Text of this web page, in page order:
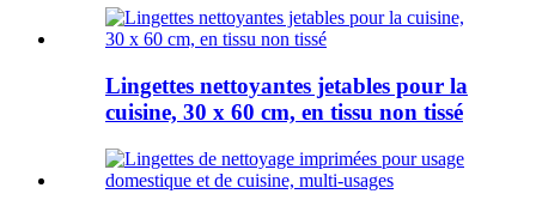
Lingettes nettoyantes jetables pour la
cuisine, 30 x 60 cm, en tissu non tissé